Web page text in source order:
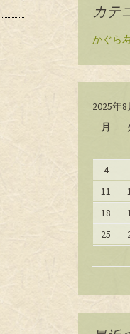
カテ
かぐら
2025年8
月
4
11
18
25